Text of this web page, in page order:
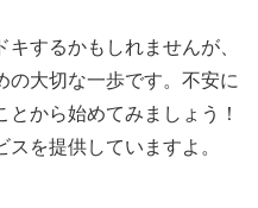
するかもしれませんが、
の大切な一歩です。不安に
から始めてみましょう！
を提供していますよ。